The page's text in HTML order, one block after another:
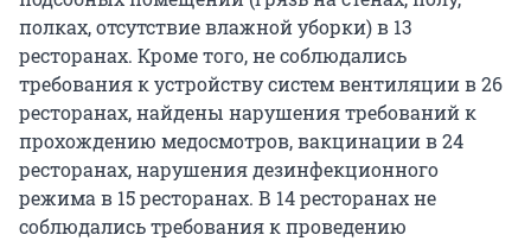
полках, отсутствие влажной уборки) в 13
ресторанах. Кроме того, не соблюдались
требования к устройству систем вентиляции в 26
ресторанах, найдены нарушения требований к
прохождению медосмотров, вакцинации в 24
ресторанах, нарушения дезинфекционного
режима в 15 ресторанах. В 14 ресторанах не
соблюдались требования к проведению